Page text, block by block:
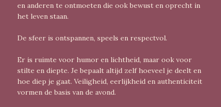
en anderen te ontmoeten die ook bewust en oprecht in
het leven staan.
De sfeer is ontspannen, speels en respectvol.
Er is ruimte voor humor en lichtheid, maar ook voor
stilte en diepte. Je bepaalt altijd zelf hoeveel je deelt en
hoe diep je gaat. Veiligheid, eerlijkheid en authenticiteit
vormen de basis van de avond.